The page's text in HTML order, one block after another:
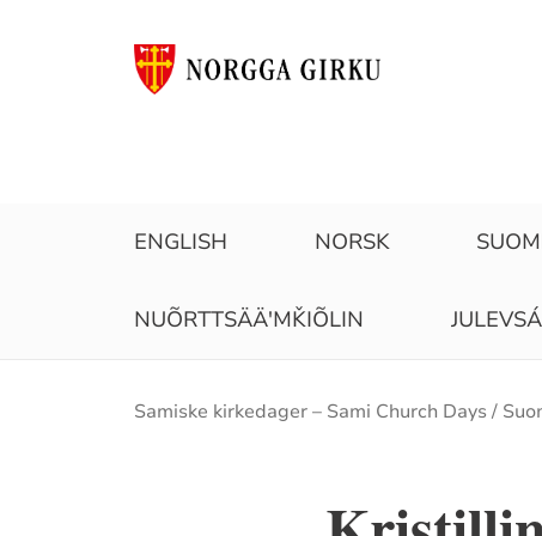
ENGLISH NORSK
NUÕRTTSÄÄʹMǨIÕLIN
Brødsmulesti
Samiske kirkedager – Sami Church Days